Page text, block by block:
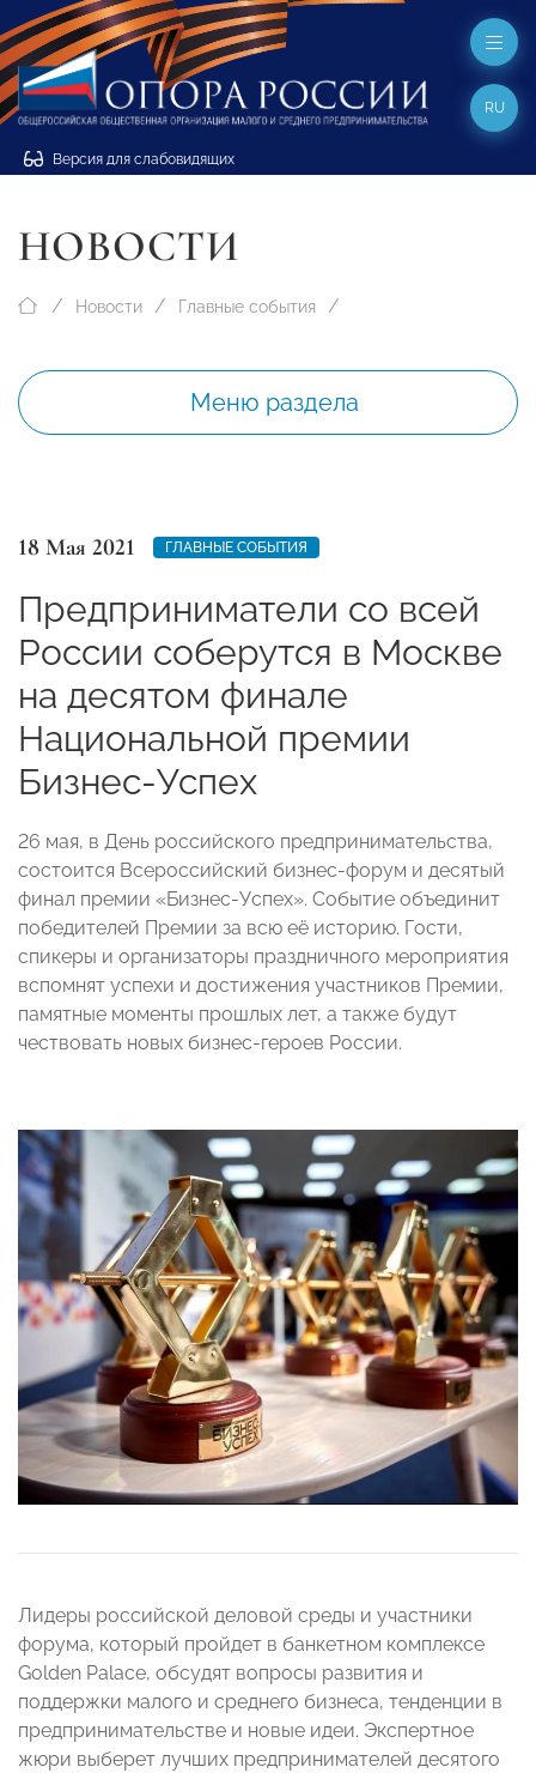
Версия для слабовидящих
RU
НОВОСТИ
Новости Главные события
Меню раздела
18 Мая 2021 ГЛАВНЫЕ СОБЫТИЯ
Предприниматели со всей
России соберутся в Москве
на десятом финале
Национальной премии
Бизнес-Успех
26 мая, в День российского предпринимательства,
состоится Всероссийский бизнес-форум и десятый
финал премии «Бизнес-Успех». Событие объединит
победителей Премии за всю её историю. Гости,
спикеры и организаторы праздничного мероприятия
вспомнят успехи и достижения участников Премии,
памятные моменты прошлых лет, а также будут
чествовать новых бизнес-героев России.
Лидеры российской деловой среды и участники
форума, который пройдет в банкетном комплексе
Golden Palace, обсудят вопросы развития и
поддержки малого и среднего бизнеса, тенденции в
предпринимательстве и новые идеи. Экспертное
жюри выберет лучших предпринимателей десятого